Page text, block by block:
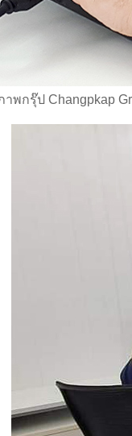
าพกรุ๊ป Changpkap